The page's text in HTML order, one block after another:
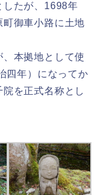
したが、1698年
町御車小路に土地
本拠地として使
四年）になってか
を正式名称とし